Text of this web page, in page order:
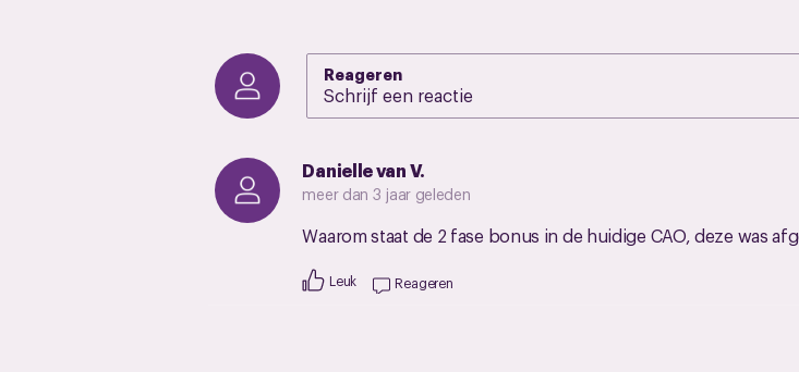
Reageren
Danielle van V.
meer dan 3 jaar geleden
Waarom staat de 2 fase bonus in de huidige CAO, deze was
Leuk Reageren